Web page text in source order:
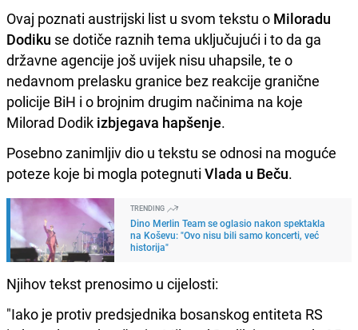
Ovaj poznati austrijski list u svom tekstu o Miloradu
Dodiku se dotiče raznih tema uključujući i to da ga
državne agencije još uvijek nisu uhapsile, te o
nedavnom prelasku granice bez reakcije granične
policije BiH i o brojnim drugim načinima na koje
Milorad Dodik izbjegava hapšenje.
Posebno zanimljiv dio u tekstu se odnosi na moguće
poteze koje bi mogla potegnuti Vlada u Beču.
TRENDING
Dino Merlin Team se oglasio nakon spektakla
na Koševu: "Ovo nisu bili samo koncerti, već
historija"
Njihov tekst prenosimo u cijelosti:
"Iako je protiv predsjednika bosanskog entiteta RS